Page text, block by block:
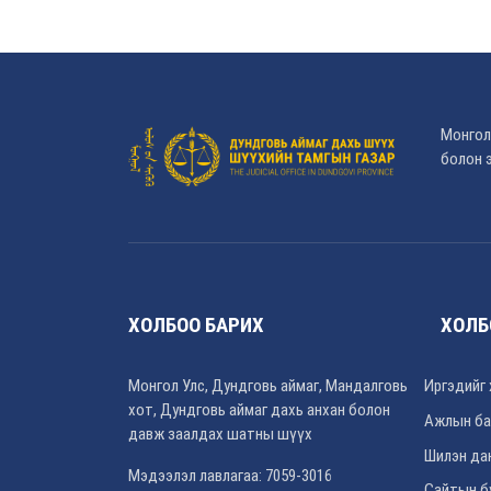
болон
ХОЛБОО БАРИХ
Монгол Улс, Дундговь аймаг, Мандалговь
хот, Дундговь аймаг дахь анхан болон
давж заалдах шатны шүүх
Мэдээлэл лавлагаа: 7059-3016
Иргэдийг
Ажлын
Шилэн